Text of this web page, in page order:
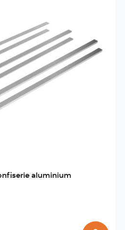
aluminium